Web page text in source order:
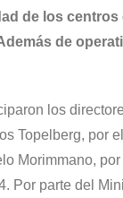
de los centros
de
los
Topelberg, por
Morimmano,
Por parte del